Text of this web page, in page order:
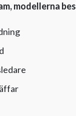
modellerna